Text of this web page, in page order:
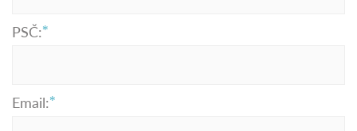
PSČ:
Email: